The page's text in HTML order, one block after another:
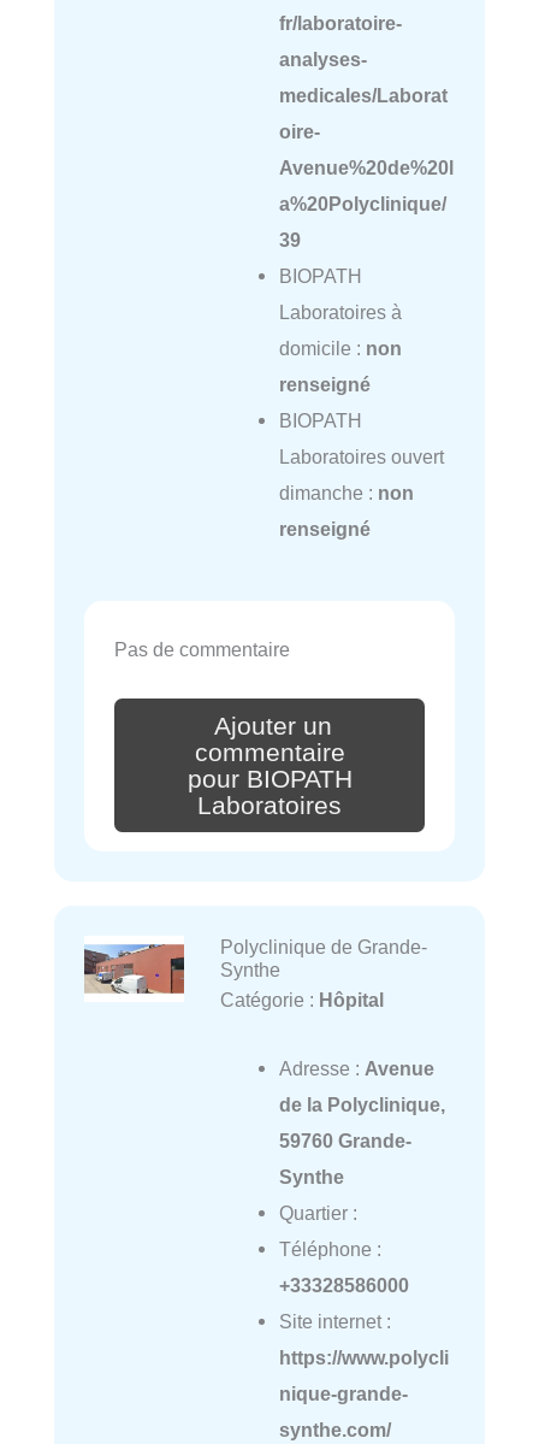
fr/laboratoire-
analyses-
medicales/Laborat
oire-
Avenue%20de%20l
a%20Polyclinique/
39
BIOPATH
Laboratoires à
domicile : non
renseigné
BIOPATH
Laboratoires ouvert
dimanche : non
renseigné
Pas de commentaire
Ajouter un
commentaire
pour BIOPATH
Laboratoires
Polyclinique de Grande-
Synthe
Catégorie : Hôpital
Adresse : Avenue
de la Polyclinique,
59760 Grande-
Synthe
Quartier :
Téléphone :
+33328586000
Site internet :
https://www.polycli
nique-grande-
synthe.com/